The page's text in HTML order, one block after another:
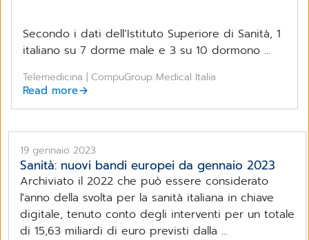
Secondo i dati dell’Istituto Superiore di Sanità, 1
italiano su 7 dorme male e 3 su 10 dormono ...
Telemedicina | CompuGroup Medical Italia
Read more
19 gennaio 2023
Sanità: nuovi bandi europei da gennaio 2023
Archiviato il 2022 che può essere considerato
l'anno della svolta per la sanità italiana in chiave
digitale, tenuto conto degli interventi per un totale
di 15,63 miliardi di euro previsti dalla ...